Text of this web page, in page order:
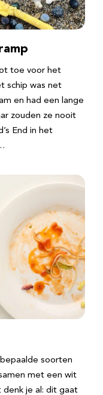
toe voor het
schip was net
en had een lange
zouden ze nooit
End in het
soorten
met een wit
denk je al: dit gaat